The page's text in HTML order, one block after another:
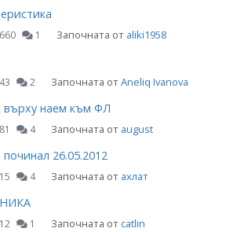
1 Започната от aliki1958
2 Започната отAneliq Ivanova
наем към ФЛ
4 Започната от august
26.05.2012
4 Започната от ахлат
1 Започната отcatlin